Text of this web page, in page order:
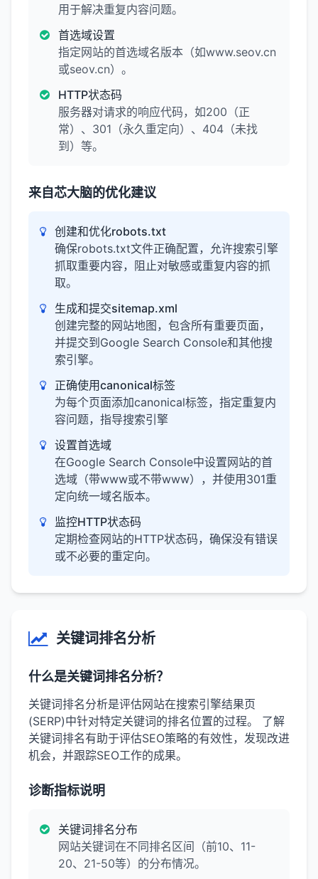
用于解决重复内容问题。
首选域设置
指定网站的首选域名版本（如www.seov.cn
或seov.cn）。
HTTP状态码
服务器对请求的响应代码，如200（正
常）、301（永久重定向）、404（未找
到）等。
来自芯大脑的优化建议
创建和优化robots.txt
确保robots.txt文件正确配置，允许搜索引擎
抓取重要内容，阻止对敏感或重复内容的抓
取。
生成和提交sitemap.xml
创建完整的网站地图，包含所有重要页面，
并提交到Google Search Console和其他搜
索引擎。
正确使用canonical标签
为每个页面添加canonical标签，指定重复内
容问题，指导搜索引擎
设置首选域
在Google Search Console中设置网站的首
选域（带www或不带www），并使用301重
定向统一域名版本。
监控HTTP状态码
定期检查网站的HTTP状态码，确保没有错误
或不必要的重定向。
关键词排名分析
什么是关键词排名分析？
关键词排名分析是评估网站在搜索引擎结果页
(SERP)中针对特定关键词的排名位置的过程。 了解
关键词排名有助于评估SEO策略的有效性，发现改进
机会，并跟踪SEO工作的成果。
诊断指标说明
关键词排名分布
网站关键词在不同排名区间（前10、11-
20、21-50等）的分布情况。